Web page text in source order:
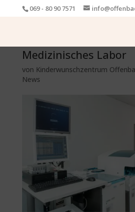
069 - 80 90 7571
Medizinisches Labor
von Kinderwunschzentrum
News